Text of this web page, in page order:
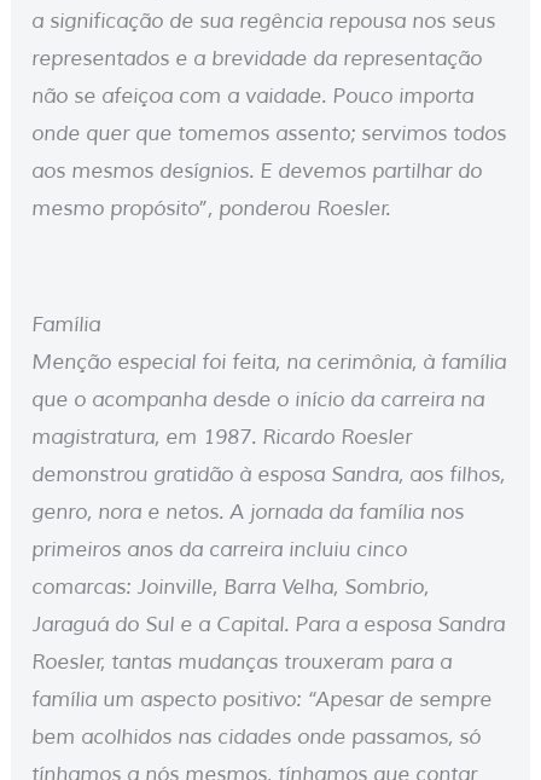
a significação de sua regência repousa nos seus
representados e a brevidade da representação
não se afeiçoa com a vaidade. Pouco importa
onde quer que tomemos assento; servimos todos
aos mesmos desígnios. E devemos partilhar do
mesmo propósito”, ponderou Roesler.
Família
Menção especial foi feita, na cerimônia, à família
que o acompanha desde o início da carreira na
magistratura, em 1987. Ricardo Roesler
demonstrou gratidão à esposa Sandra, aos filhos,
genro, nora e netos. A jornada da família nos
primeiros anos da carreira incluiu cinco
comarcas: Joinville, Barra Velha, Sombrio,
Jaraguá do Sul e a Capital. Para a esposa Sandra
Roesler, tantas mudanças trouxeram para a
família um aspecto positivo: “Apesar de sempre
bem acolhidos nas cidades onde passamos, só
tínhamos a nós mesmos, tínhamos que contar